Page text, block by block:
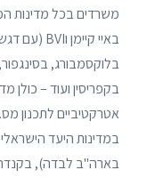
בלוקסמבורג,
בקפריסין ועוד – כולן
אטרקטיביים לתכנון